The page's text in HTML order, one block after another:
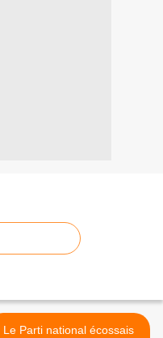
Le Parti national écossais